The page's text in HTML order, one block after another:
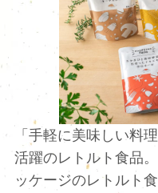
「手軽に美味しい料
活躍のレトルト食品
ッケージのレトルト